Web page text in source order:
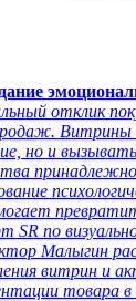
отклик
Витрины
но и
SR по
Малыгин
витрин и
товара в